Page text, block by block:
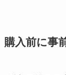
購入前に事